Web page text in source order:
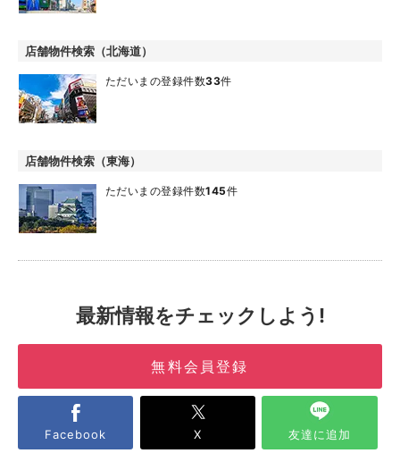
店舗物件検索（北海道）
ただいまの登録件数33件
店舗物件検索（東海）
ただいまの登録件数145件
最新情報をチェックしよう!
無料会員登録
Facebook X 友達に追加